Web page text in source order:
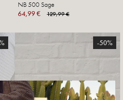
NB 500 Sage
64,99 €
129,99 €
-50%